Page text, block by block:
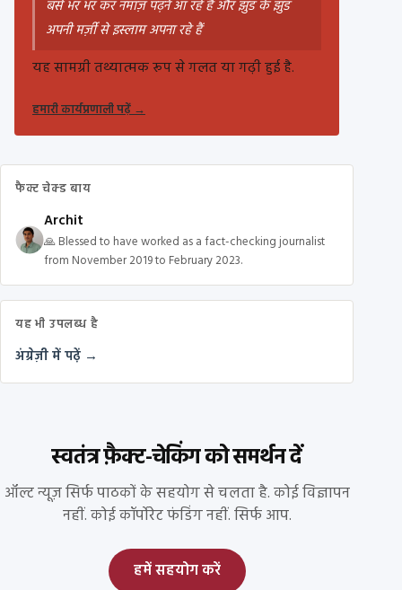
बसें भर भर कर नमाज़ पढ़ने आ रहे हैं और झुंड के झुंड
अपनी मर्ज़ी से इस्लाम अपना रहे हैं
यह सामग्री तथ्यात्मक रूप से गलत या गढ़ी हुई है.
हमारी कार्यप्रणाली पढ़ें→
फैक्ट चेक्ड बाय
Archit
🙏 Blessed to have worked as a fact-checking journalist
from November 2019 to February 2023.
यह भी उपलब्ध है
अंग्रेज़ी में पढ़ें →
स्वतंत्र फ़ैक्ट-चेकिंग को समर्थन दें
ऑल्ट न्यूज़ सिर्फ पाठकों के सहयोग से चलता है. कोई विज्ञापन
नहीं. कोई कॉर्पोरेट फंडिंग नहीं. सिर्फ आप.
हमें सहयोग करें